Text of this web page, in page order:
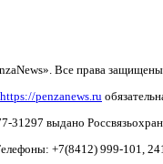
Все права
https://penzanews.ru
выдано
+7(8412) 999-101,